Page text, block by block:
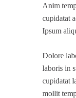
Anim
cupidatat
Ipsum
Dolore
laboris in
cupidatat
mollit